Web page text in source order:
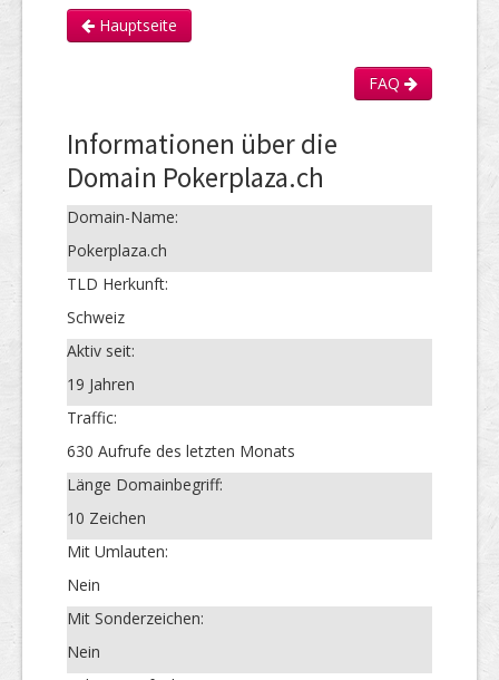
Hauptseite
FAQ
Informationen über die
Domain Pokerplaza.ch
Domain-Name:
Pokerplaza.ch
TLD Herkunft:
Schweiz
Aktiv seit:
19 Jahren
Traffic:
630 Aufrufe des letzten Monats
Länge Domainbegriff:
10 Zeichen
Mit Umlauten:
Nein
Mit Sonderzeichen:
Nein